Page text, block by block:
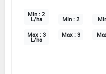
Min : 2
L/ha
Max : 3
L/ha
Min : 2
Max : 3